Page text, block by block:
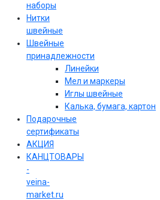
наборы
Нитки
швейные
Швейные
принадлежности
Линейки
Мел и маркеры
Иглы швейные
Калька, бумага, картон
Подарочные
сертификаты
АКЦИЯ
КАНЦТОВАРЫ
-
veina-
market.ru